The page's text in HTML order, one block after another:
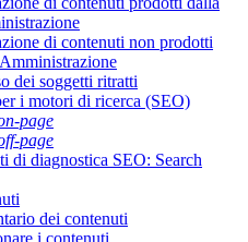
di contenuti non prodotti
dei soggetti ritratti
i motori di ricerca (SEO)
page
page
di diagnostica SEO: Search
dei contenuti
i contenuti